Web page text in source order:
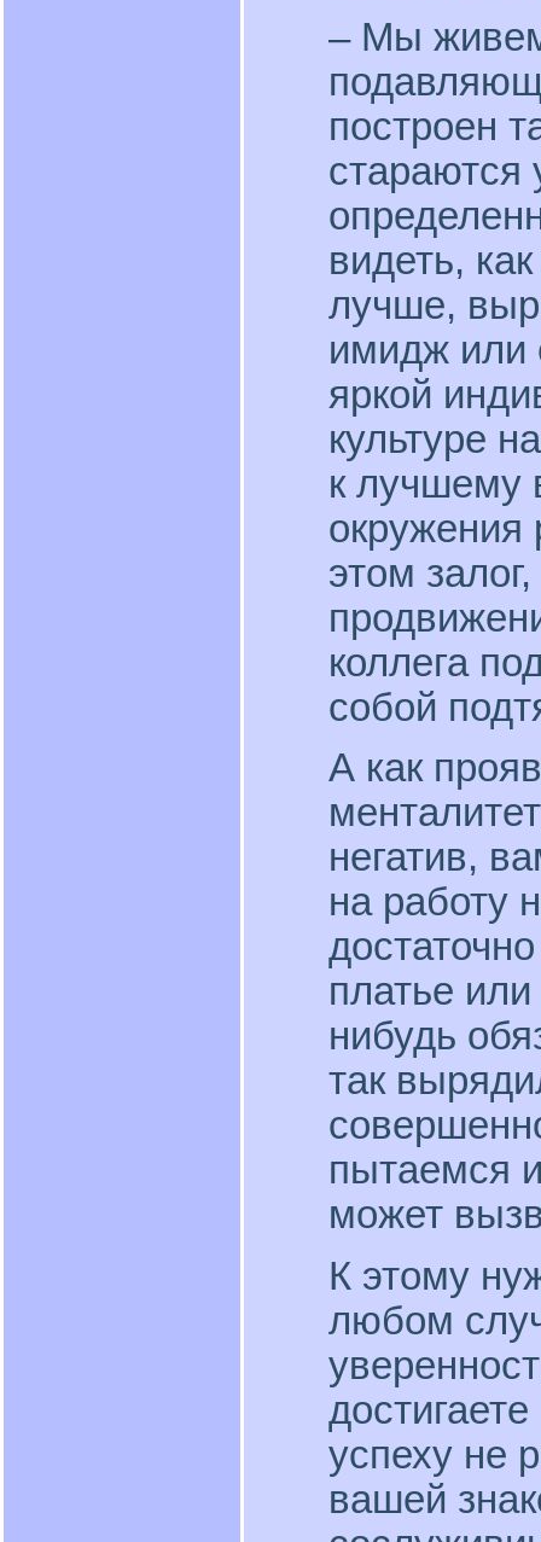
– Мы
построен
стараются
видеть,
лучше,
имидж или
яркой
культуре
к лучшему
окружения
этом
коллега
собой
А как
негатив,
на работу
платье
нибудь
так
пытаемся
может
К этому
любом
успеху не
вашей